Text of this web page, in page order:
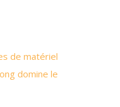
de matériel
domine le